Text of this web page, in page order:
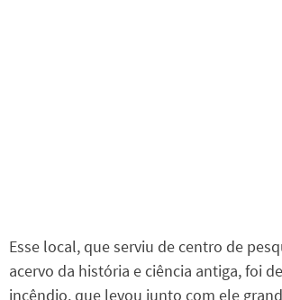
Esse local, que serviu de centro de
acervo da história e ciência antiga, foi
incêndio, que levou junto com ele